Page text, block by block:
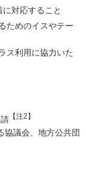
に対応すること
ためのイスやテー
ス利用に協力いた
【注2】
協議会、地方公共団